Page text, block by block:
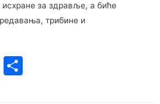
исхране за здравље, а биће
трибине и
S